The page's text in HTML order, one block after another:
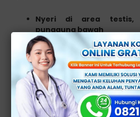
Nyeri di area testis,
punggung bawah
Rasa tidak nyaman
ejakulasi
Sering buang air kecil
Rasa tidak tuntas saat
Gangguan kualitas
keseluruhan